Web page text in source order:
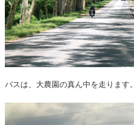
バスは、大農園の真ん中を走ります。